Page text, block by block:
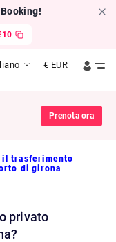
€ EUR
Prenota ora
il trasferimento
di girona